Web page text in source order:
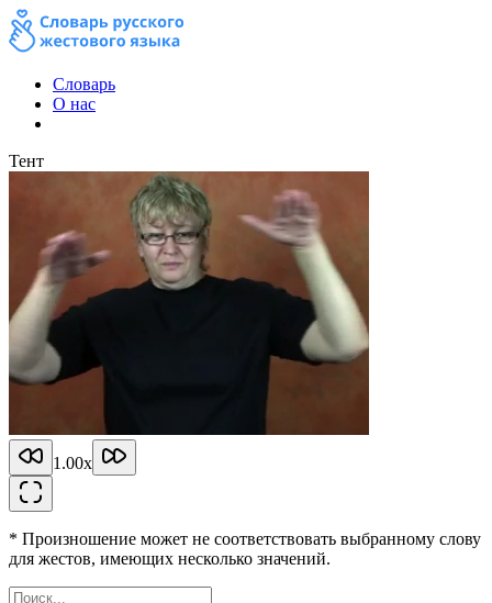
Словарь
О нас
Тент
1.00x
* Произношение может не соответствовать выбранному слову
для жестов, имеющих несколько значений.